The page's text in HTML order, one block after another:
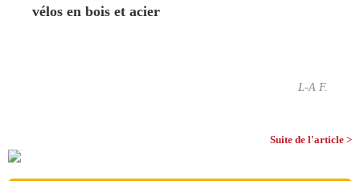
vélos en bois et acier
L-A F.
Suite de l'article >